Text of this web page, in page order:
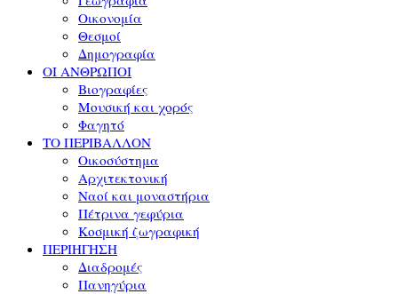
Οικονομία
Θεσμοί
Δημογραφία
ΟΙ ΑΝΘΡΩΠΟΙ
Βιογραφίες
Μουσική και χορός
Φαγητό
ΤΟ ΠΕΡΙΒΑΛΛΟΝ
Οικοσύστημα
Αρχιτεκτονική
Ναοί και μοναστήρια
Πέτρινα γεφύρια
Κοσμική ζωγραφική
ΠΕΡΙΗΓΗΣΗ
Διαδρομές
Πανηγύρια